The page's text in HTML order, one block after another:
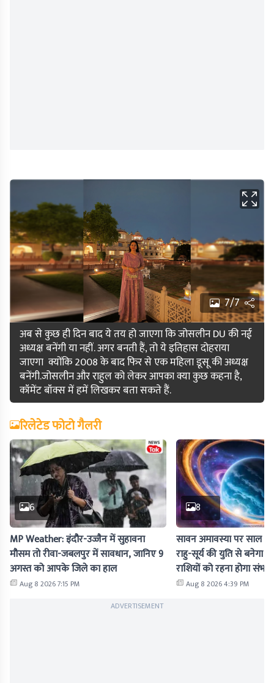
7/7
अब से कुछ ही दिन बाद ये तय हो जाएगा कि जोसलीन DU की नई
अध्यक्ष बनेंगी या नहीं. अगर बनती हैं, तो ये इतिहास दोहराया
जाएगा क्योंकि 2008 के बाद फिर से एक महिला डूसू की अध्यक्ष
बनेंगी.जोसलीन और राहुल को लेकर आपका क्या कुछ कहना है,
कॉमेंट बॉक्स में हमें लिखकर बता सकते हैं.
रिलेटेड फोटो गैलरी
6
MP Weather: इंदौर-उज्जैन में सुहावना
मौसम तो रीवा-जबलपुर में सावधान, जानिए 9
अगस्त को आपके जिले का हाल
Aug 8 2026 7:15 PM
8
सावन अमावस्या पर साल
राहु-सूर्य की युति से बनेगा
राशियों को रहना होगा
Aug 8 2026 4:39 PM
ADVERTISEMENT